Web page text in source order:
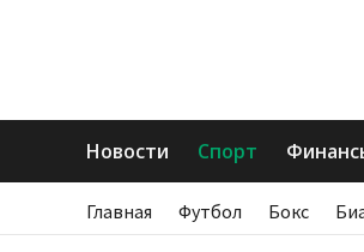
Новости Спорт
Главная Футбол Бокс